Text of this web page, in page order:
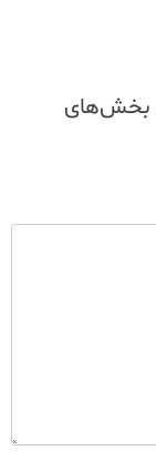
بخش‌های